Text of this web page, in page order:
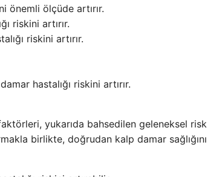
önemli ölçüde artırır.
riskini artırır.
riskini artırır.
hastalığı riskini artırır.
yukarıda bahsedilen geleneksel risk
birlikte, doğrudan kalp damar sağlığını